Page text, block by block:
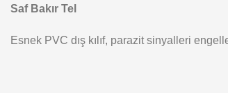
Saf Bakır Tel
Esnek PVC dış kılıf, parazit sinyalleri